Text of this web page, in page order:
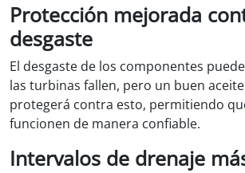
Protección mejorada
desgaste
El desgaste de los componentes
las turbinas fallen, pero un buen
protegerá contra esto, permitiendo
funcionen de manera confiable.
Intervalos de drenaje